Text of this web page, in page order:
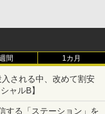
間 1カ月
される中、改めて割安
ャルB】
する「ステーション」を